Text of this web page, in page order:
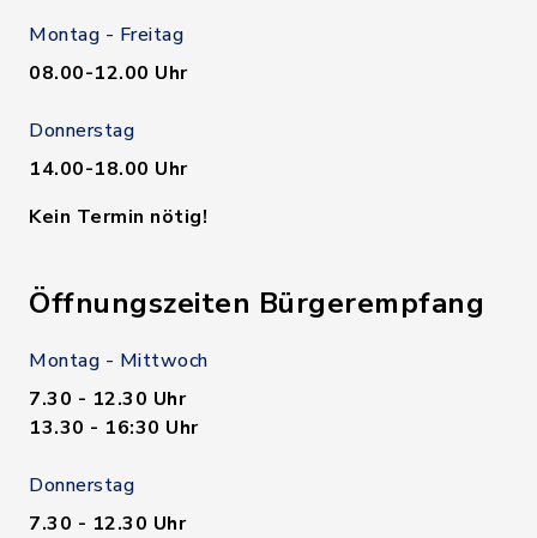
Montag - Freitag
08.00-12.00 Uhr
Donnerstag
14.00-18.00 Uhr
Kein Termin nötig!
Öffnungszeiten Bürgerempfang
Montag - Mittwoch
7.30 - 12.30 Uhr
13.30 - 16:30 Uhr
Donnerstag
7.30 - 12.30 Uhr